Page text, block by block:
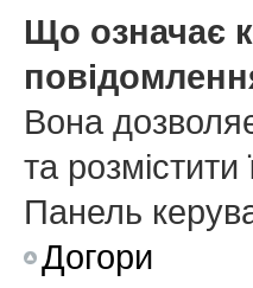
Що означає
Вона
та
Панель
Догори